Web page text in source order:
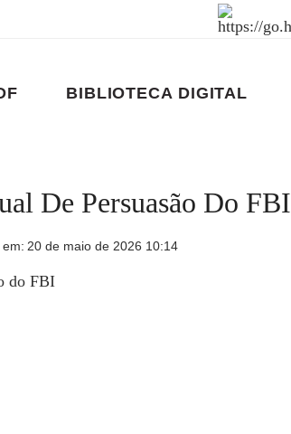
BIBLIOTECA DIGITAL
De Persuasão Do FBI
em: 20 de maio de 2026 10:14